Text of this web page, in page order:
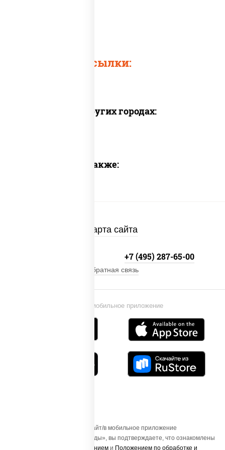
Быстрые ссылки:
Доставка в других городах:
Предлагаем также:
Карта сайта
Установи мобильное приложение
+7 (495) 287-65-00
Обратная связь
Осуществляя вход на этот Сайт/в мобильное приложение
«ПиццаСушиВок - доставка еды», вы подтверждаете, что ознакомлены
Пользовательским соглашением и Положением по обработке и